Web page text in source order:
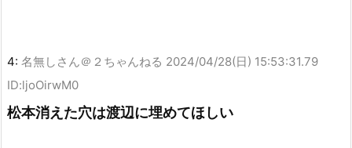
4: 名無しさん＠２ちゃんねる 2024/04/28(日) 15:53:31.79
ID:ljoOirwM0
松本消えた穴は渡辺に埋めてほしい